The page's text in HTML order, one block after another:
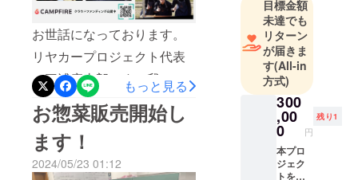
ていただいておりますの
で、ぜひご覧ください！
riyaka-project.comまた、本
日からお惣菜の販売も始ま
り順調に活動できそうで
す。これからもよろしくお
願いします！
お世話になっております。
リヤカープロジェクト代表
の三浦康太郎です！我々の
活動はお惣菜販売とリヤ
カープロジェクトの二つが
あります。お惣菜販売の現
状報告は一つ前の活動報告
もっと見る
お惣菜販売開始し
ます！
2024/05/23 01:12
目標金額
未達でも
リターン
が届きま
す(All-in
方式)
300
,00
0 円
残り1
本プロ
ジェク
トを